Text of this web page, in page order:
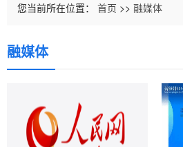
您当前所在位置： 首页 >> 融媒体
融媒体